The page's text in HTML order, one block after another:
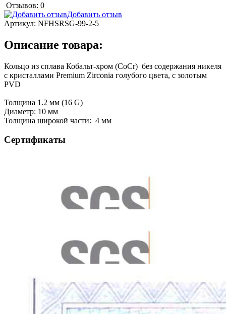
Отзывов: 0
Добавить отзыв
Артикул: NFHSRSG-99-2-5
Описание товара:
Кольцо из сплава Кобальт-хром (CoCr) без содержания никеля
с кристаллами Premium Zirconia голубого цвета, с золотым
PVD
Толщина 1.2 мм (16 G)
Диаметр: 10 мм
Толщина широкой части: 4 мм
Сертификаты